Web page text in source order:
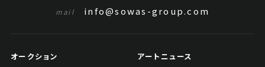
結果
mail info@sowas-group.com
オークション
アートニュース